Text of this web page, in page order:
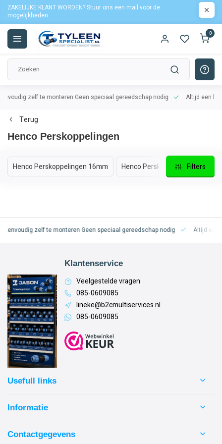
ZAKELIJKE KLANT WORDEN? Stuur ons een mail voor de
mogelijkheden
0
zelf te monterenGeen speciaal gereedschap nodig Altijd een
Terug
Henco Perskoppelingen
Henco Perskoppelingen 16mm Henco Perskoppelingen 20mm
Filters
zelf te monterenGeen speciaal gereedschap nodig Altijd een
Klantenservice
Veelgestelde vragen
085-0609085
lineke@b2cmultiservices.nl
085-0609085
Usefull links
Informatie
Contactgegevens